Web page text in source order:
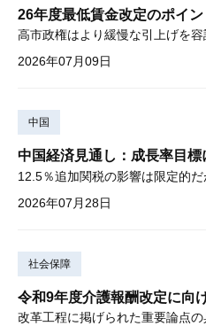
26年度最低賃金改定のポイ
2026年07月09日
中国
中国経済見通し：成長率目
12.5％追加関税の影響は限定的
2026年07月28日
社会保障
令和9年度介護報酬改定に向
改革工程に掲げられた重要論点